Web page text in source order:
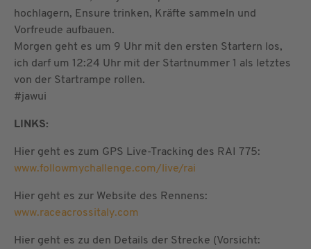
hochlagern, Ensure trinken, Kräfte sammeln und
Vorfreude aufbauen.
Morgen geht es um 9 Uhr mit den ersten Startern los,
ich darf um 12:24 Uhr mit der Startnummer 1 als letztes
von der Startrampe rollen.
#jawui
LINKS:
Hier geht es zum GPS Live-Tracking des RAI 775:
www.followmychallenge.com/live/rai
Hier geht es zur Website des Rennens:
www.raceacrossitaly.com
Hier geht es zu den Details der Strecke (Vorsicht: